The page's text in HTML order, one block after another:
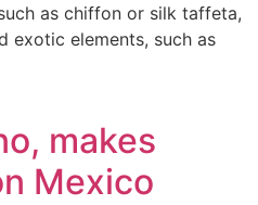
as chiffon or silk taffeta,
exotic elements, such as
makes
Mexico